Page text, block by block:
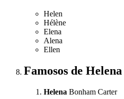
Helen
Hélène
Elena
Alena
Ellen
Famosos de Helena
Helena Bonham Carter